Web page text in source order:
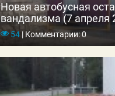
Новая автобусная
вандализма (7 апреля
54 |Комментарии: 0